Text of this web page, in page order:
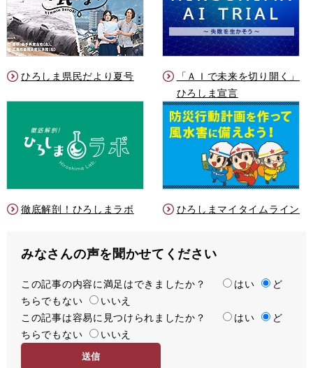
ひろしま県民だより夏号
「ＡＩで未来を切り開く」
ひろしま宣言
徹底解剖！ひろしまラボ ひろしまマイタイムライン
みなさんの声を聞かせてください
満
足
度
この記事の内容に満足はできましたか？ はい
ど
ちらでもない
いいえ
容
易
この記事は容易に見つけられましたか？ はい
ど
ちらでもない
いいえ